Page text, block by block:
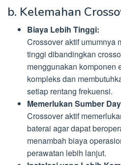
b. Kelemahan
Biaya Lebih Tinggi:
Crossover aktif umumnya
tinggi dibandingkan
menggunakan komponen
kompleks dan
setiap rentang frekuensi.
Memerlukan Sumber
Crossover aktif
baterai agar dapat
menambah biaya
perawatan lebih lanjut.